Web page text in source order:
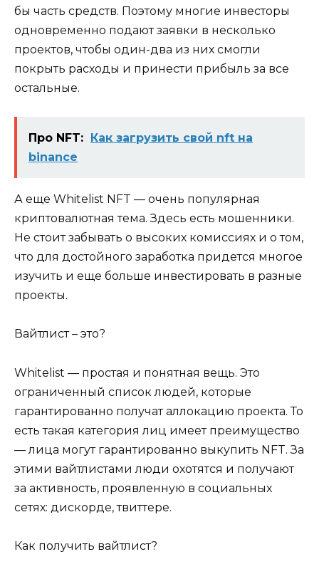
бы часть средств. Поэтому многие инвесторы
одновременно подают заявки в несколько
проектов, чтобы один-два из них смогли
покрыть расходы и принести прибыль за все
остальные.
Про NFT:
Как загрузить свой nft на
binance
А еще Whitelist NFT — очень популярная
криптовалютная тема. Здесь есть мошенники.
Не стоит забывать о высоких комиссиях и о том,
что для достойного заработка придется многое
изучить и еще больше инвестировать в разные
проекты.
Вайтлист – это?
Whitelist — простая и понятная вещь. Это
ограниченный список людей, которые
гарантированно получат аллокацию проекта. То
есть такая категория лиц имеет преимущество
— лица могут гарантированно выкупить NFT. За
этими вайтлистами люди охотятся и получают
за активность, проявленную в социальных
сетях: дискорде, твиттере.
Как получить вайтлист?